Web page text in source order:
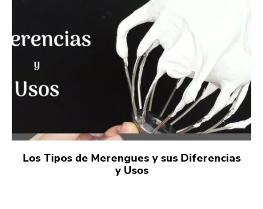
Los Tipos de Merengues y sus Diferencias
y Usos